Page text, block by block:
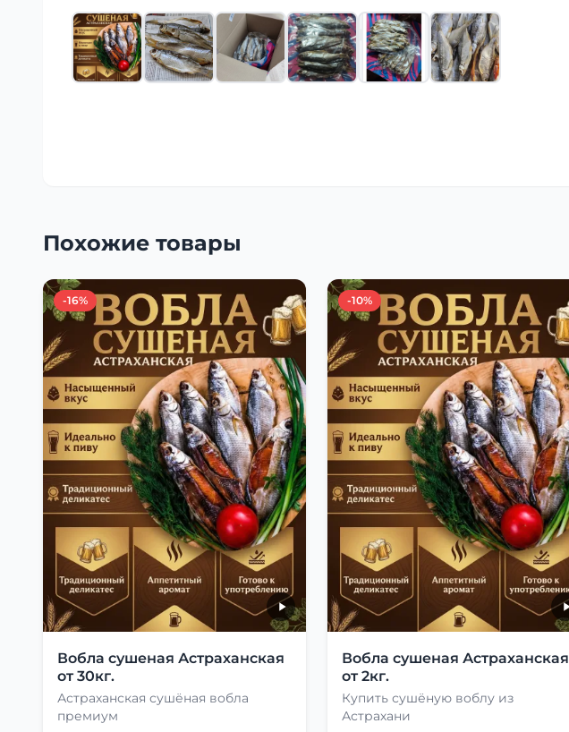
Похожие товары
-16%
Вобла сушеная Астраханская
от 30кг.
Астраханская сушёная вобла
премиум
-10%
Вобла сушеная Астраханская
от 2кг.
Купить сушёную воблу из
Астрахани